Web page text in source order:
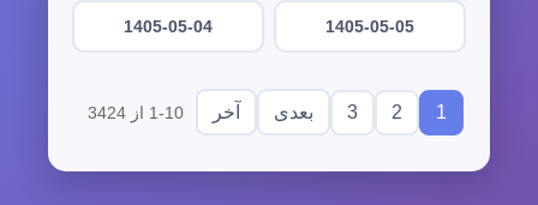
1405-05-05
1405-05-04
1
2
3 بعدی آخر 1-10 از 3424